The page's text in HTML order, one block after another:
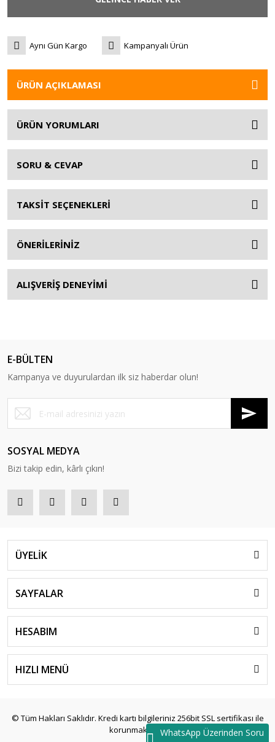
WhatsApp Üzerinden Soru
Aynı Gün Kargo Kampanyalı Ürün
ÜRÜN AÇIKLAMASI
ÜRÜN YORUMLARI
SORU & CEVAP
TAKSİT SEÇENEKLERİ
ÖNERİLERİNİZ
ALIŞVERİŞ DENEYİMİ
E-BÜLTEN
Kampanya ve duyurulardan ilk siz haberdar olun!
SOSYAL MEDYA
Bizi takip edin, kârlı çıkın!
ÜYELİK
SAYFALAR
HESABIM
HIZLI MENÜ
© Tüm Hakları Saklıdır. Kredi kartı bilgileriniz 256bit SSL sertifikası ile
korunmaktadır.